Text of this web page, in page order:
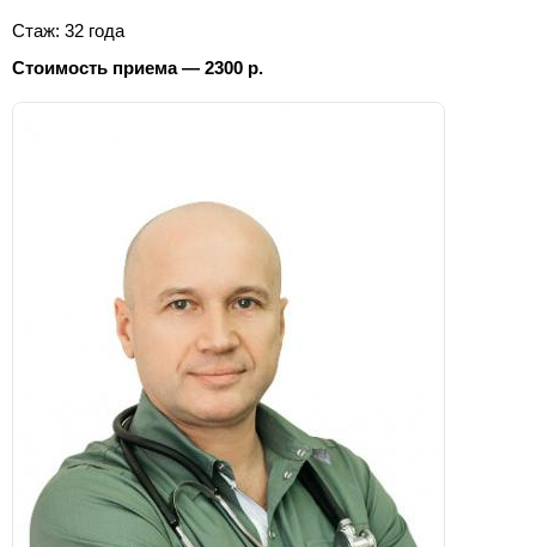
Стаж: 32 года
Стоимость приема — 2300 р.